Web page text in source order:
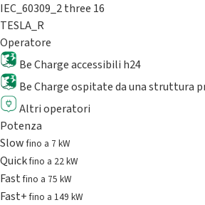
IEC_60309_2 three 16
TESLA_R
Operatore
Be Charge accessibili h24
Be Charge ospitate da una struttura
Altri operatori
Potenza
Slowfino a 7 kW
Quickfino a 22 kW
Fastfino a 75 kW
Fast+fino a 149 kW